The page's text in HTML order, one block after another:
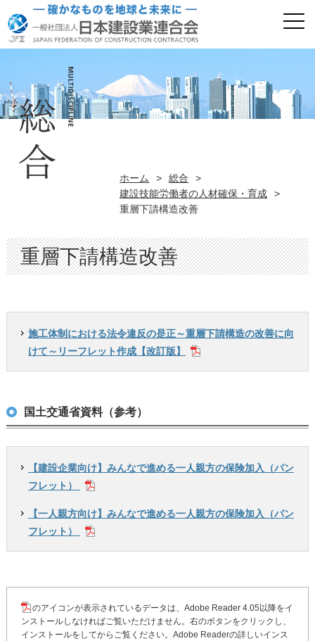
ホーム > 総合
>
建設技能労働者の人材確保・育成
>
重層下請構造改善
重層下請構造改善
施工体制における法令違反の是正～重層下請構造の改善に向
けて～リーフレット作成【改訂版】
国土交通省資料（参考）
【建設企業向け】みんなで進める一人親方の保険加入（パン
フレット）
【一人親方向け】みんなで進める一人親方の保険加入（パン
フレット）
のアイコンが表示されているデータは、Adobe Reader 4.05以降をイ
ンストールしなければご覧いただけません。右のボタンをクリックし、
インストールをしてからご覧ください。Adobe Readerの詳しいインス